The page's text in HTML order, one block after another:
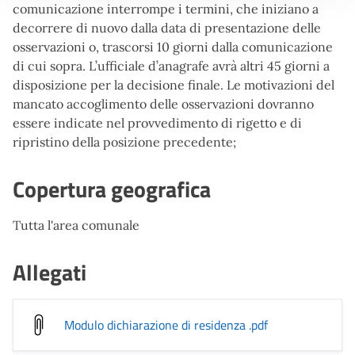
comunicazione interrompe i termini, che iniziano a
decorrere di nuovo dalla data di presentazione delle
osservazioni o, trascorsi 10 giorni dalla comunicazione
di cui sopra. L’ufficiale d’anagrafe avrà altri 45 giorni a
disposizione per la decisione finale. Le motivazioni del
mancato accoglimento delle osservazioni dovranno
essere indicate nel provvedimento di rigetto e di
ripristino della posizione precedente;
Copertura geografica
Tutta l'area comunale
Allegati
Modulo dichiarazione di residenza .pdf